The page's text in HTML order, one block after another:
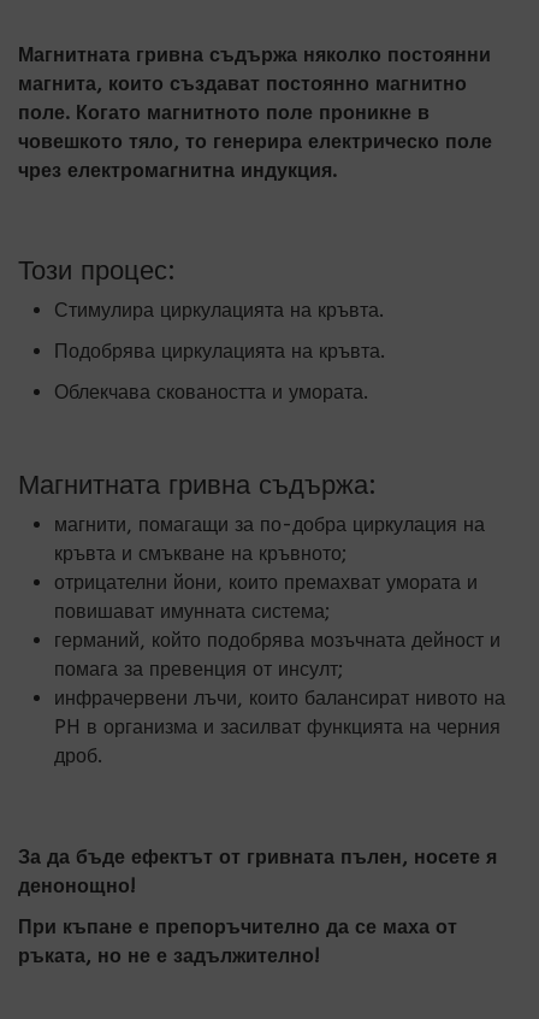
Магнитната гривна съдържа няколко постоянни
магнита, които създават постоянно магнитно
поле. Когато магнитното поле проникне в
човешкото тяло, то генерира електрическо поле
чрез електромагнитна индукция.
Този процес:
Стимулира циркулацията на кръвта.
Подобрява циркулацията на кръвта.
Облекчава сковаността и умората.
Магнитната гривна съдържа:
магнити, помагащи за по-добра циркулация на
кръвта и смъкване на кръвното;
отрицателни йони, които премахват умората и
повишават имунната система;
германий, който подобрява мозъчната дейност и
помага за превенция от инсулт;
инфрачервени лъчи, които балансират нивото на
PH в организма и засилват функцията на черния
дроб.
За да бъде ефектът от гривната пълен, носете я
денонощно!
При къпане е препоръчително да се маха от
ръката, но не е задължително!